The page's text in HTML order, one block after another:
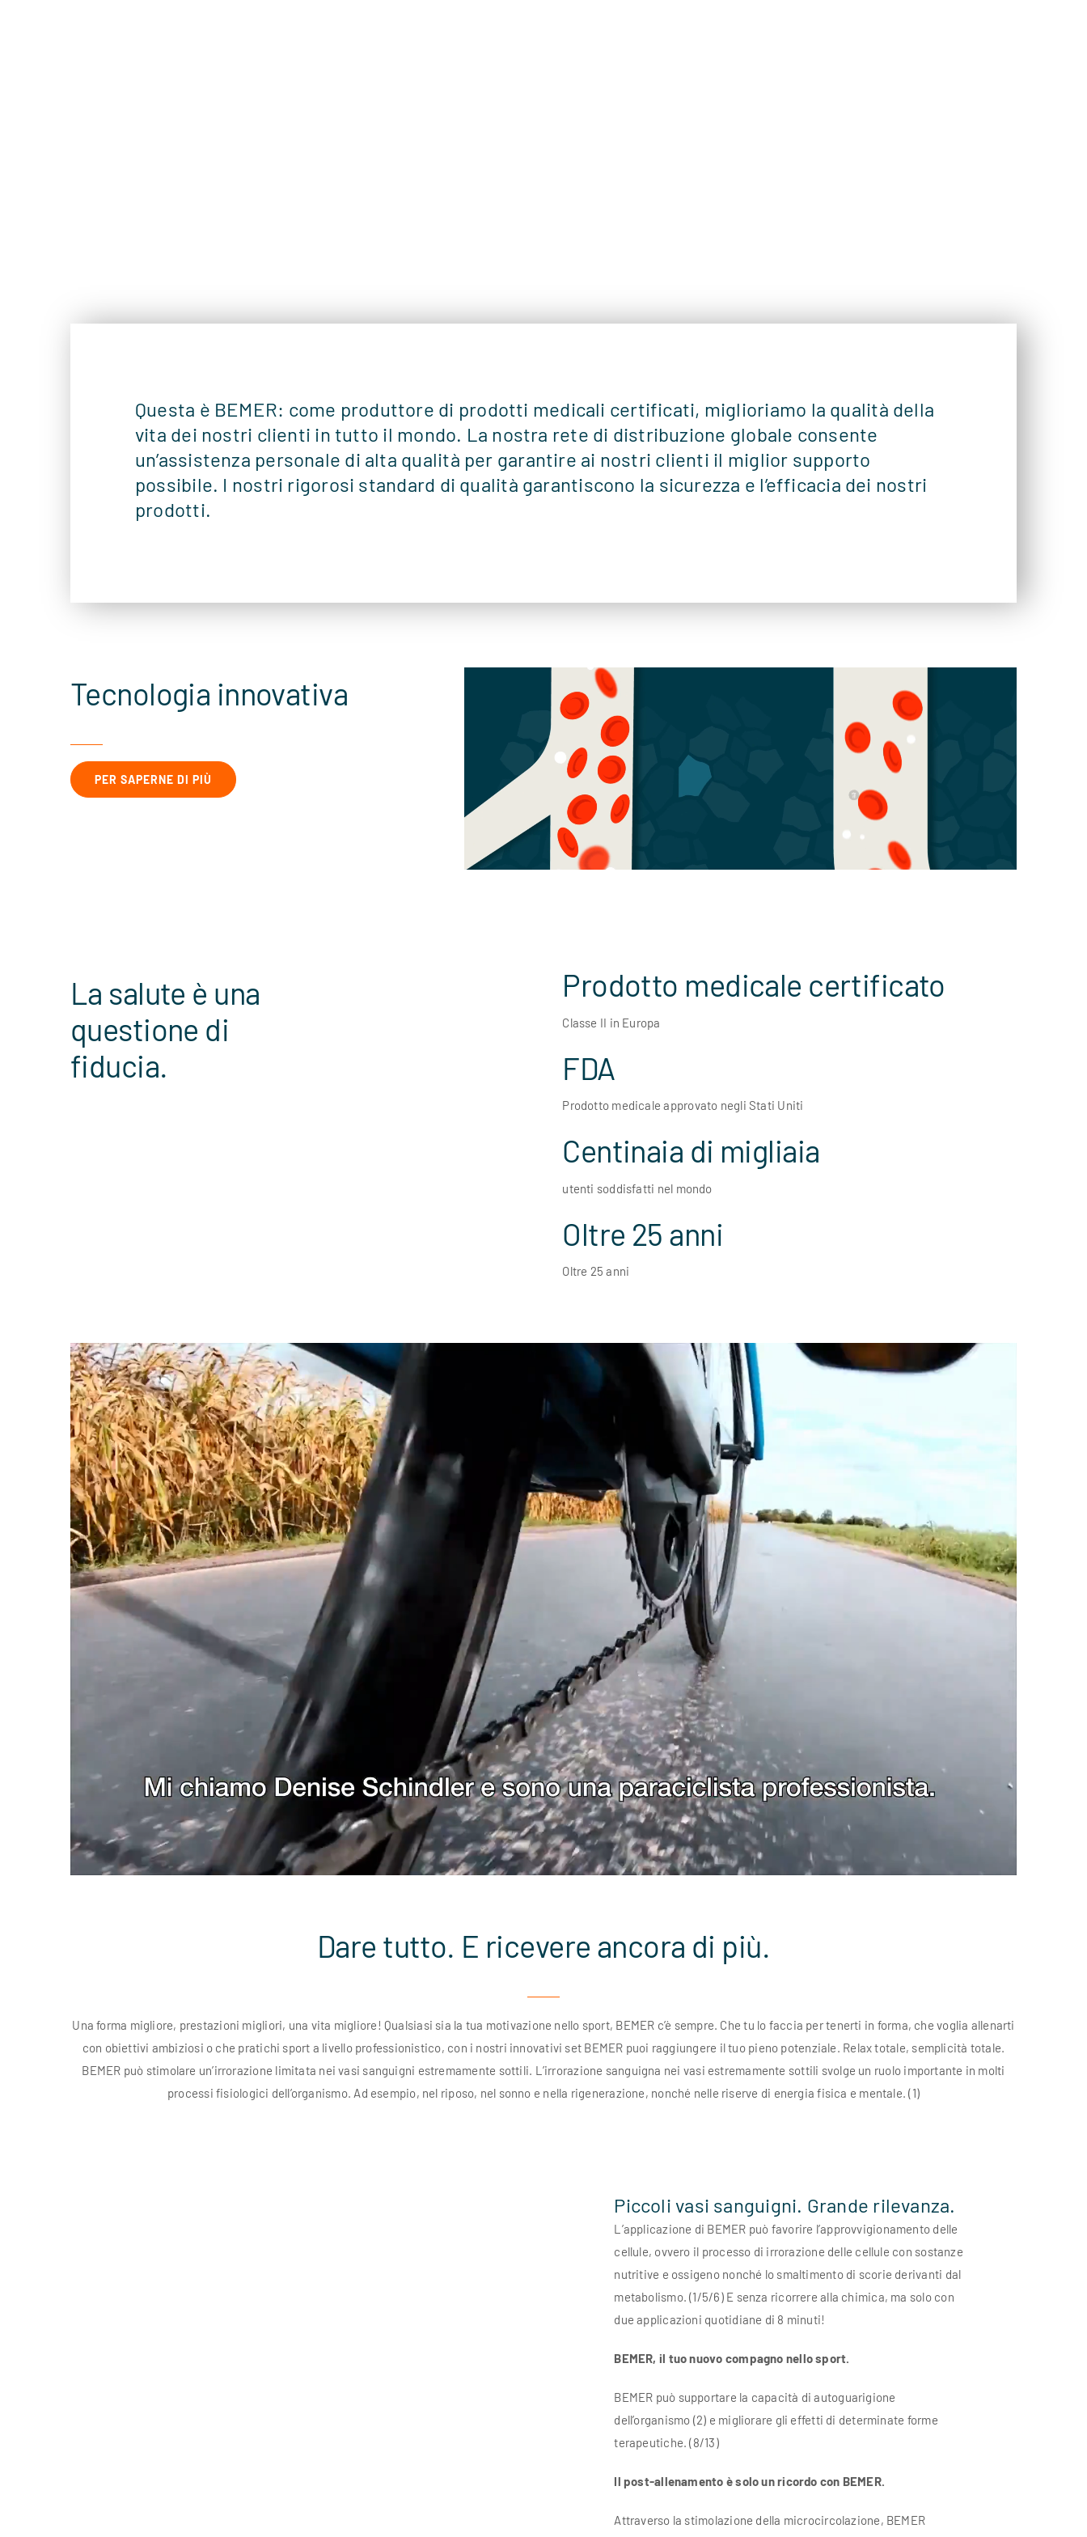
Questa è BEMER: come produttore di prodotti medicali certificati, miglioriamo la qualità della
vita dei nostri clienti in tutto il mondo. La nostra rete di distribuzione globale consente
un’assistenza personale di alta qualità per garantire ai nostri clienti il miglior supporto
possibile. I nostri rigorosi standard di qualità garantiscono la sicurezza e l’efficacia dei nostri
prodotti.
Tecnologia innovativa
PER SAPERNE DI PIÙ
La salute è una
questione di
fiducia.
Prodotto medicale certificato
Classe II in Europa
FDA
Prodotto medicale approvato negli Stati Uniti
Centinaia di migliaia
utenti soddisfatti nel mondo
Oltre 25 anni
Oltre 25 anni
Dare tutto. E ricevere ancora di più.
Una forma migliore, prestazioni migliori, una vita migliore! Qualsiasi sia la tua motivazione nello sport, BEMER c’è sempre. Che tu lo faccia per tenerti in forma, che voglia allenarti
con obiettivi ambiziosi o che pratichi sport a livello professionistico, con i nostri innovativi set BEMER puoi raggiungere il tuo pieno potenziale. Relax totale, semplicità totale.
BEMER può stimolare un’irrorazione limitata nei vasi sanguigni estremamente sottili. L’irrorazione sanguigna nei vasi estremamente sottili svolge un ruolo importante in molti
processi fisiologici dell’organismo. Ad esempio, nel riposo, nel sonno e nella rigenerazione, nonché nelle riserve di energia fisica e mentale. (1)
Piccoli vasi sanguigni. Grande rilevanza.
L’applicazione di BEMER può favorire l’approvvigionamento delle
cellule, ovvero il processo di irrorazione delle cellule con sostanze
nutritive e ossigeno nonché lo smaltimento di scorie derivanti dal
metabolismo. (1/5/6) E senza ricorrere alla chimica, ma solo con
due applicazioni quotidiane di 8 minuti!
BEMER, il tuo nuovo compagno nello sport.
BEMER può supportare la capacità di autoguarigione
dell’organismo (2) e migliorare gli effetti di determinate forme
terapeutiche. (8/13)
Il post-allenamento è solo un ricordo con BEMER.
Attraverso la stimolazione della microcircolazione, BEMER